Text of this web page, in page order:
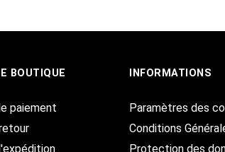
BOUTIQUE
paiement
INFORMATIONS
Paramètres des
Conditions
Protection des